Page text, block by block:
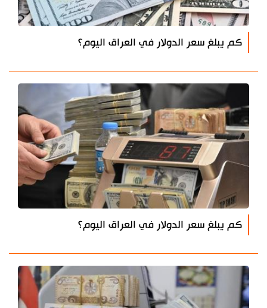
كم يبلغ سعر الدولار في العراق اليوم؟
كم يبلغ سعر الدولار في العراق اليوم؟